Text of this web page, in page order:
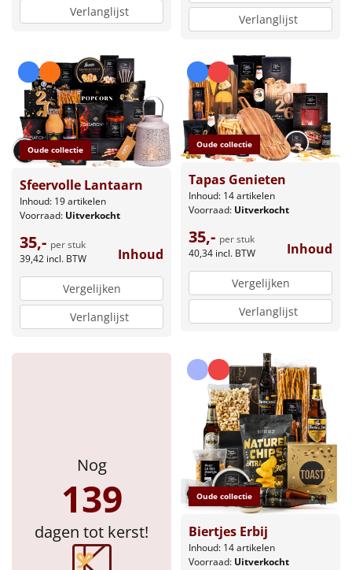
Verlanglijst
Verlanglijst
Oude collectie
Sfeervolle Lantaarn
Inhoud: 19 artikelen
Voorraad: Uitverkocht
35,- per stuk
39,42 incl. BTW Inhoud
Vergelijken
Verlanglijst
Oude collectie
Tapas Genieten
Inhoud: 14 artikelen
Voorraad: Uitverkocht
35,- per stuk
40,34 incl. BTW Inhoud
Vergelijken
Verlanglijst
Nog
139
dagen tot kerst!
Oude collectie
Biertjes Erbij
Inhoud: 14 artikelen
Voorraad: Uitverkocht